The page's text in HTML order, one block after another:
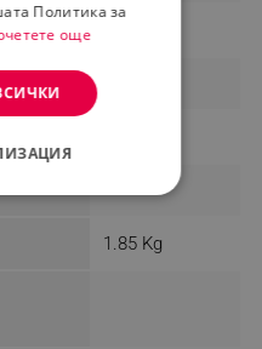
1.85 Kg
Политика за
още